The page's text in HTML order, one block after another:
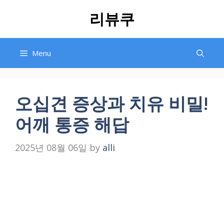
리뷰쿠
Menu
오십견 증상과 치유 비밀!
어깨 통증 해답
2025년 08월 06일 by alli